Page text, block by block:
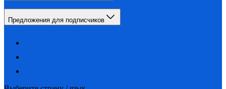
Предложения для подписчиков